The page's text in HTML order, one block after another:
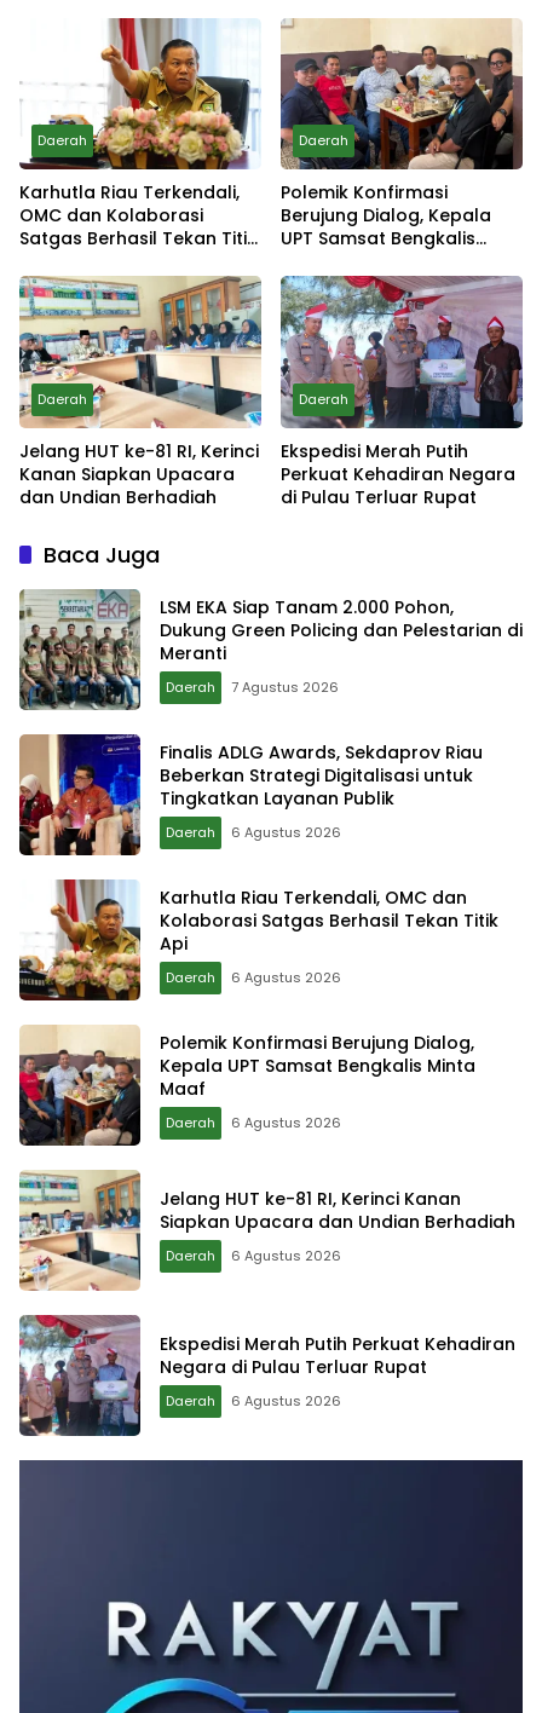
Daerah
Karhutla Riau Terkendali,
OMC dan Kolaborasi
Satgas Berhasil Tekan Titik
Daerah
Polemik Konfirmasi
Berujung Dialog, Kepala
UPT Samsat Bengkalis
Daerah
Jelang HUT ke-81 RI, Kerinci
Kanan Siapkan Upacara
dan Undian Berhadiah
Daerah
Ekspedisi Merah Putih
Perkuat Kehadiran Negara
di Pulau Terluar Rupat
Baca Juga
LSM EKA Siap Tanam 2.000 Pohon,
Dukung Green Policing dan Pelestarian di
Meranti
Daerah 7 Agustus 2026
Finalis ADLG Awards, Sekdaprov Riau
Beberkan Strategi Digitalisasi untuk
Tingkatkan Layanan Publik
Daerah 6 Agustus 2026
Karhutla Riau Terkendali, OMC dan
Kolaborasi Satgas Berhasil Tekan Titik
Api
Daerah 6 Agustus 2026
Polemik Konfirmasi Berujung Dialog,
Kepala UPT Samsat Bengkalis Minta
Maaf
Daerah 6 Agustus 2026
Jelang HUT ke-81 RI, Kerinci Kanan
Siapkan Upacara dan Undian Berhadiah
Daerah 6 Agustus 2026
Ekspedisi Merah Putih Perkuat Kehadiran
Negara di Pulau Terluar Rupat
Daerah 6 Agustus 2026